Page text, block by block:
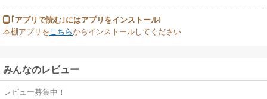
｢アプリで読む｣にはアプリをインストール!
本棚アプリを こちらからインストールしてください
みんなのレビュー
レビュー募集中！